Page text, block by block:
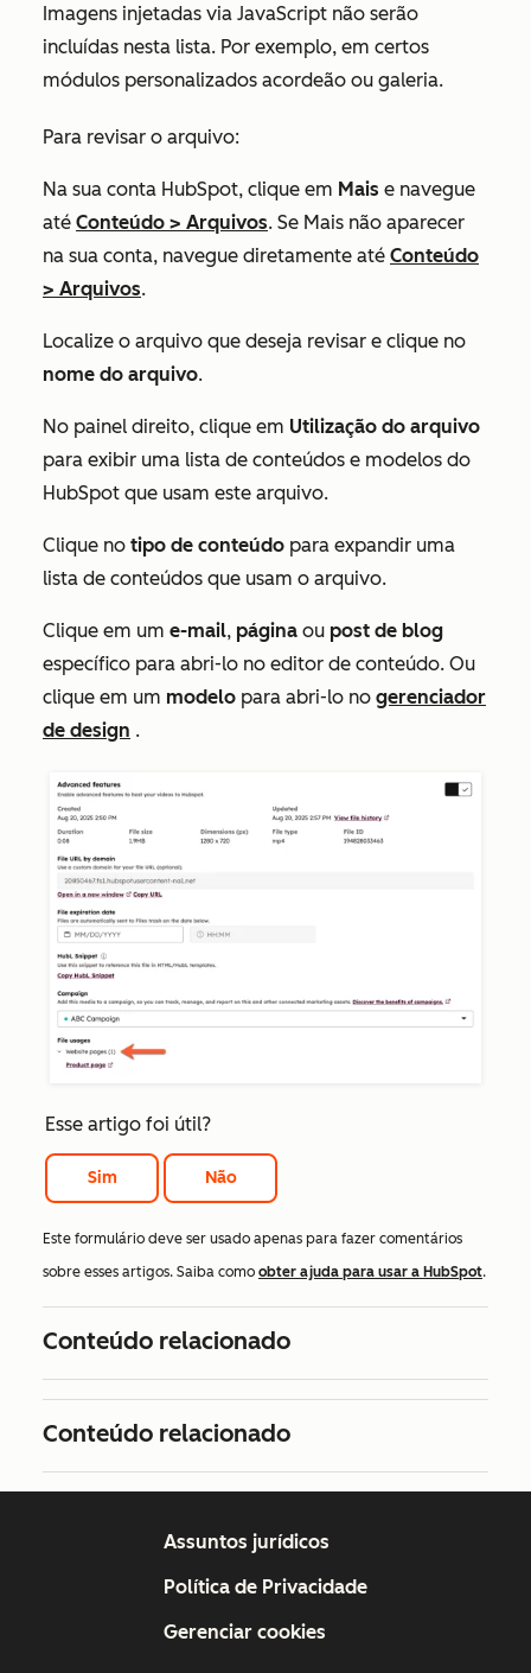
Imagens injetadas via JavaScript não serão
incluídas nesta lista. Por exemplo, em certos
módulos personalizados acordeão ou galeria.
Para revisar o arquivo:
Na sua conta HubSpot, clique em Mais e navegue
até Conteúdo > Arquivos. Se Mais não aparecer
na sua conta, navegue diretamente até Conteúdo
> Arquivos.
Localize o arquivo que deseja revisar e clique no
nome do arquivo.
No painel direito, clique em Utilização do arquivo
para exibir uma lista de conteúdos e modelos do
HubSpot que usam este arquivo.
Clique no tipo de conteúdo para expandir uma
lista de conteúdos que usam o arquivo.
Clique em um e-mail, página ou post de blog
específico para abri-lo no editor de conteúdo. Ou
clique em um modelo para abri-lo no gerenciador
de design .
Esse artigo foi útil?
Sim Não
Este formulário deve ser usado apenas para fazer comentários
sobre esses artigos. Saiba como obter ajuda para usar a HubSpot.
Conteúdo relacionado
Conteúdo relacionado
Assuntos jurídicos
Política de Privacidade
Gerenciar cookies